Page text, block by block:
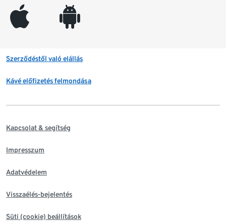
appleinc android
Szerződéstől való elállás
Kávé előfizetés felmondása
Kapcsolat & segítség
Impresszum
Adatvédelem
Visszaélés-bejelentés
Süti (cookie) beállítások